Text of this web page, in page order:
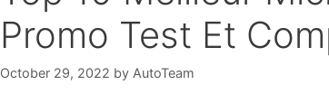
Promo Test Et
October 29, 2022 by AutoTeam